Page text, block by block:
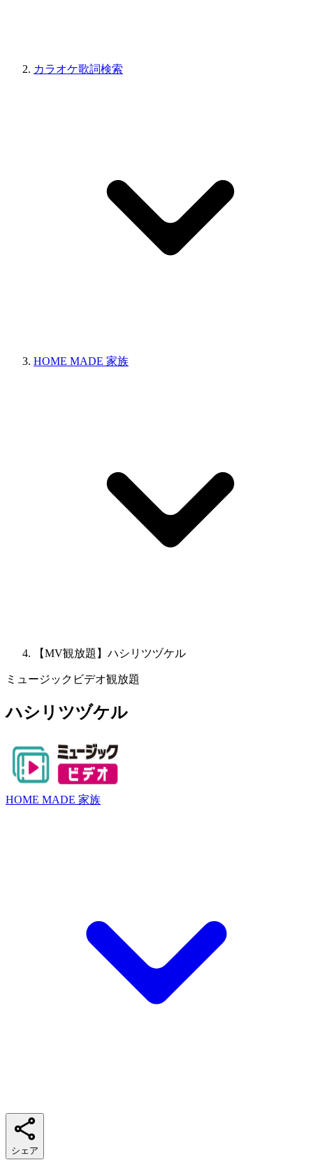
カラオケ歌詞検索
HOME MADE 家族
【MV観放題】ハシリツヅケル
ミュージックビデオ観放題
ハシリツヅケル
HOME MADE 家族
シェア